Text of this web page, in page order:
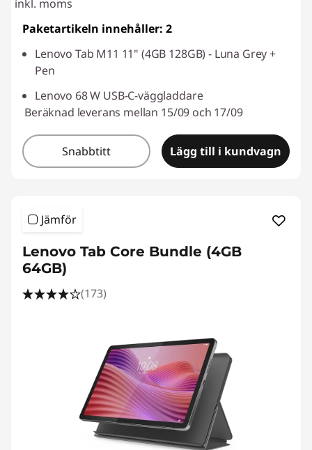
inkl. moms
Paketartikeln innehåller: 2
Lenovo Tab M11 11" (4GB 128GB) - Luna Grey +
Pen
Lenovo 68 W USB-C-väggladdare
Beräknad leverans mellan 15/09 och 17/09
Snabbtitt Lägg till i kundvagn
Jämför
Lenovo Tab Core Bundle (4GB
64GB)
(173)